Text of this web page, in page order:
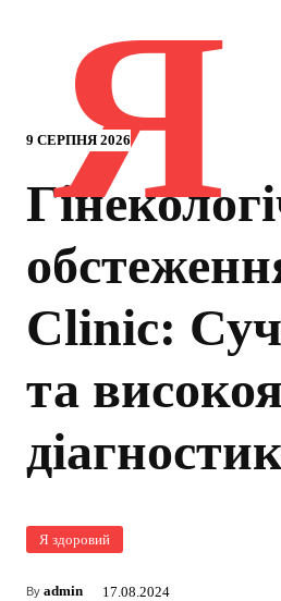
9 СЕРПНЯ 2026
Я
Clinic:
та
Я здоровий
By admin 17.08.2024